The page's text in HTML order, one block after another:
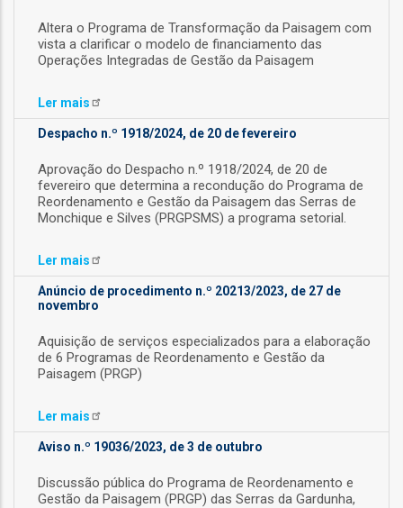
Altera o Programa de Transformação da Paisagem com
vista a clarificar o modelo de financiamento das
Operações Integradas de Gestão da Paisagem
Ler mais
Despacho n.º 1918/2024, de 20 de fevereiro
Aprovação do Despacho n.º 1918/2024, de 20 de
fevereiro que determina a recondução do Programa de
Reordenamento e Gestão da Paisagem das Serras de
Monchique e Silves (PRGPSMS) a programa setorial.
Ler mais
Anúncio de procedimento n.º 20213/2023, de 27 de
novembro
Aquisição de serviços especializados para a elaboração
de 6 Programas de Reordenamento e Gestão da
Paisagem (PRGP)
Ler mais
Aviso n.º 19036/2023, de 3 de outubro
Discussão pública do Programa de Reordenamento e
Gestão da Paisagem (PRGP) das Serras da Gardunha,